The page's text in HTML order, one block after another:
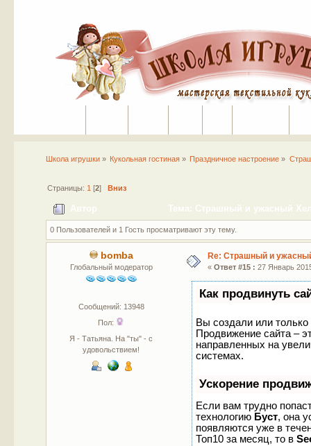
Школа игрушки» Кукольная гостиная » Праздничное настроение »
Страницы: 1 [2] Вниз
Автор Тема: Страшный и ужасный
0 Пользователей и 1 Гость просматривают эту тему.
bomba
Глобальный модератор
Сообщений: 13948
Пол:
Я - Татьяна. На "ты" - с
удовольствием!
Re: Страшный и
« Ответ #15 : 27 Январь
Как продвинуть
Вы создали или только
Продвижение сайта –
направленных на
системах.
Ускорение
Если вам трудно
технологию Буст, она
появляются уже в
Топ10 за месяц, то в